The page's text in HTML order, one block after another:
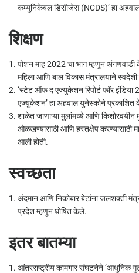
कम्युनिकेबल डिसीजेस (NCDS)’ हा
शिक्षण
पोशन माह 2022 चा भाग म्हणून अंगणवाडी
महिला आणि बाल विकास मंत्रालयाने
‘स्टेट ऑफ द एज्युकेशन रिपोर्ट फॉर
एज्युकेशन’ हा अहवाल युनेस्कोने प्रकाशित
शाळेत जाणाऱ्या मुलांमध्ये आणि
ओळखण्यासाठी आणि हस्तक्षेप करण्यासाठी
आली होती.
स्वच्छता
अंदमान आणि निकोबार बेटांना जलशक्ती
प्रदेश म्हणून घोषित केले.
इतर बातम्या
आंतरराष्ट्रीय कामगार संघटनेने ‘आधुनिक